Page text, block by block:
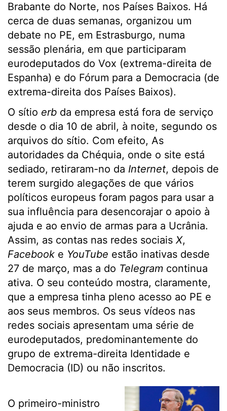
Brabante do Norte, nos Países Baixos. Há
cerca de duas semanas, organizou um
debate no PE, em Estrasburgo, numa
sessão plenária, em que participaram
eurodeputados do Vox (extrema-direita de
Espanha) e do Fórum para a Democracia (de
extrema-direita dos Países Baixos).
O sítio erb da empresa está fora de serviço
desde o dia 10 de abril, à noite, segundo os
arquivos do sítio. Com efeito, As
autoridades da Chéquia, onde o site está
sediado, retiraram-no da Internet, depois de
terem surgido alegações de que vários
políticos europeus foram pagos para usar a
sua influência para desencorajar o apoio à
ajuda e ao envio de armas para a Ucrânia.
Assim, as contas nas redes sociais X,
Facebook e YouTube estão inativas desde
27 de março, mas a do Telegram continua
ativa. O seu conteúdo mostra, claramente,
que a empresa tinha pleno acesso ao PE e
aos seus membros. Os seus vídeos nas
redes sociais apresentam uma série de
eurodeputados, predominantemente do
grupo de extrema-direita Identidade e
Democracia (ID) ou não inscritos.
O primeiro-ministro